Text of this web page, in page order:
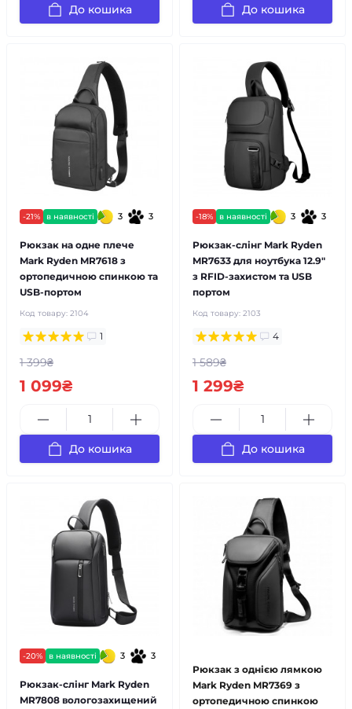
До кошика До кошика
-21% в наявності 3 3
Рюкзак на одне плече
Mark Ryden MR7618 з
ортопедичною спинкою та
USB-портом
Код товару: 2104
1
1 399₴
1 099₴
До кошика
-18% в наявності 3 3
Рюкзак-слінг Mark Ryden
MR7633 для ноутбука 12.9"
з RFID-захистом та USB
портом
Код товару: 2103
4
1 589₴
1 299₴
До кошика
-20% в наявності 3 3
Рюкзак-слінг Mark Ryden
MR7808 вологозахищений
Рюкзак з однією лямкою
Mark Ryden MR7369 з
ортопедичною спинкою